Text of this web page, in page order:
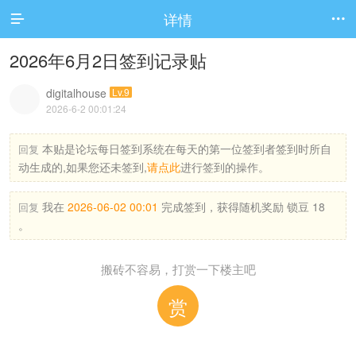
 详情 
2026年6月2日签到记录贴
digitalhouse Lv.9
2026-6-2 00:01:24
回复 本贴是论坛每日签到系统在每天的第一位签到者签到时所自
动生成的,如果您还未签到,请点此进行签到的操作。
回复 我在 2026-06-02 00:01 完成签到，获得随机奖励 锁豆 18
。
搬砖不容易，打赏一下楼主吧
赏